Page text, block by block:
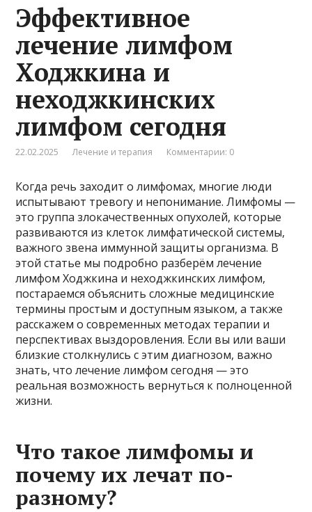
Эффективное
лечение лимфом
Ходжкина и
неходжкинских
лимфом сегодня
22.02.2025 Лечение и терапия Комментарии: 0
Когда речь заходит о лимфомах, многие люди
испытывают тревогу и непонимание. Лимфомы —
это группа злокачественных опухолей, которые
развиваются из клеток лимфатической системы,
важного звена иммунной защиты организма. В
этой статье мы подробно разберём лечение
лимфом Ходжкина и неходжкинских лимфом,
постараемся объяснить сложные медицинские
термины простым и доступным языком, а также
расскажем о современных методах терапии и
перспективах выздоровления. Если вы или ваши
близкие столкнулись с этим диагнозом, важно
знать, что лечение лимфом сегодня — это
реальная возможность вернуться к полноценной
жизни.
Что такое лимфомы и
почему их лечат по-
разному?